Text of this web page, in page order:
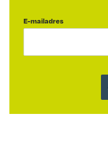
E-mailadres